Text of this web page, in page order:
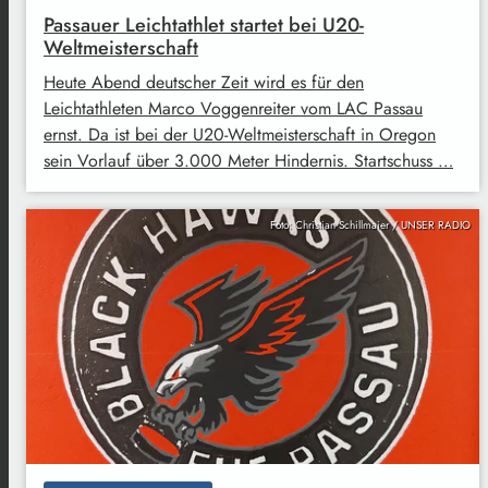
Passauer Leichtathlet startet bei U20-
Weltmeisterschaft
Heute Abend deutscher Zeit wird es für den
Leichtathleten Marco Voggenreiter vom LAC Passau
ernst. Da ist bei der U20-Weltmeisterschaft in Oregon
sein Vorlauf über 3.000 Meter Hindernis. Startschuss …
Foto: Christian Schillmaier / UNSER RADIO